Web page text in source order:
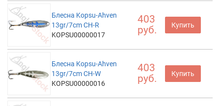
Блесна Kopsu-Ahven
13gr/7cm CH-R
KOPSU00000017
403
руб.
Купить
Блесна Kopsu-Ahven
13gr/7cm CH-W
KOPSU00000016
403
руб.
Купить